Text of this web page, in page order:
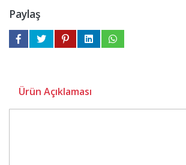
Paylaş
Ürün Açıklaması